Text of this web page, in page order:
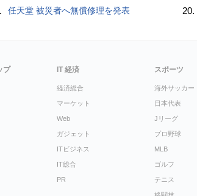
任天堂 被災者へ無償修理を発表 20.
プ IT 経済
経済総合
マーケット
Web
ガジェット
ITビジネス
IT総合
PR
スポーツ
海外サッカー
日本代表
Jリーグ
プロ野球
MLB
ゴルフ
テニス